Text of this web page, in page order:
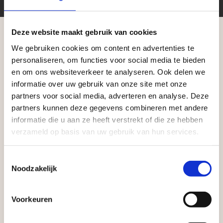
Deze website maakt gebruik van cookies
We gebruiken cookies om content en advertenties te
personaliseren, om functies voor social media te bieden
en om ons websiteverkeer te analyseren. Ook delen we
informatie over uw gebruik van onze site met onze
partners voor social media, adverteren en analyse. Deze
partners kunnen deze gegevens combineren met andere
informatie die u aan ze heeft verstrekt of die ze hebben
verzameld op basis van uw gebruik van hun services.
Noodzakelijk
Voorkeuren
polycarbonaat, PVC en Trespa.
Totale lengte: 250 mm. Materiaal: HSS-G.
Artikelnummer V37617
Afmeting 10x250mm
Stuks per eenheid 1
Eenheid stuk
Aangepaste openingstijden tijdens de
vakantieperiode
Waardenburg en Vego Dordrecht hanteren tijdens
de vakantieperiode aangepaste openingstijden op
zaterdag. Bekijk de vestigingspagina voor de
actuele openingstijden.
maanden dicht is voor al het wegverkeer, is het fijn